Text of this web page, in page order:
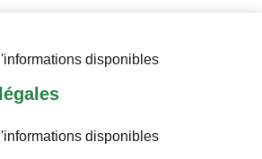
disponibles
disponibles